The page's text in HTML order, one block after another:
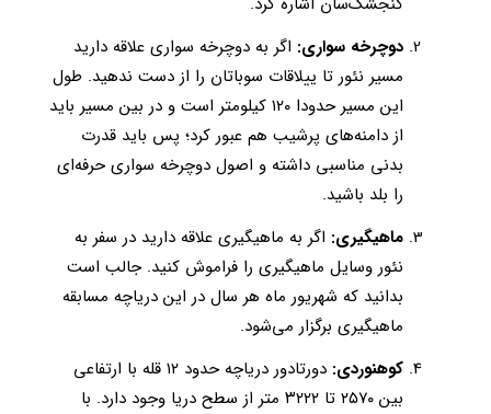
دوچرخه سواری: اگر به دوچرخه سواری علاقه دارید
مسیر نئور تا ییلاقات سوباتان را از دست ندهید. طول
این مسیر حدودا ۱۲۰ کیلومتر است و در بین مسیر باید
از دامنه‌های پرشیب هم عبور کرد؛ پس باید قدرت
بدنی مناسبی داشته و اصول دوچرخه سواری حرفه‌ای
را بلد باشید.
ماهیگیری: اگر به ماهیگیری علاقه دارید در سفر به
نئور وسایل ماهیگیری را فراموش کنید. جالب است
بدانید که شهریور ماه هر سال در این دریاچه مسابقه
ماهیگیری برگزار می‌شود.
کوهنوردی:
دورتادور دریاچه حدود ۱۲ قله با ارتفاعی
بین ۲۵۷۰ تا ۳۲۲۲ متر از سطح دریا وجود دارد.
با